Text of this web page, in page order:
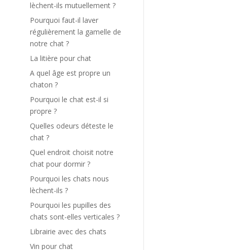
lèchent-ils mutuellement ?
Pourquoi faut-il laver
régulièrement la gamelle de
notre chat ?
La litière pour chat
A quel âge est propre un
chaton ?
Pourquoi le chat est-il si
propre ?
Quelles odeurs déteste le
chat ?
Quel endroit choisit notre
chat pour dormir ?
Pourquoi les chats nous
lèchent-ils ?
Pourquoi les pupilles des
chats sont-elles verticales ?
Librairie avec des chats
Vin pour chat